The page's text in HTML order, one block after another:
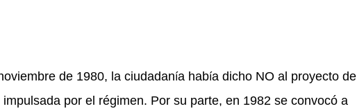
de 1980, la ciudadanía había dicho NO al proyecto de
por el régimen. Por su parte, en 1982 se convocó a